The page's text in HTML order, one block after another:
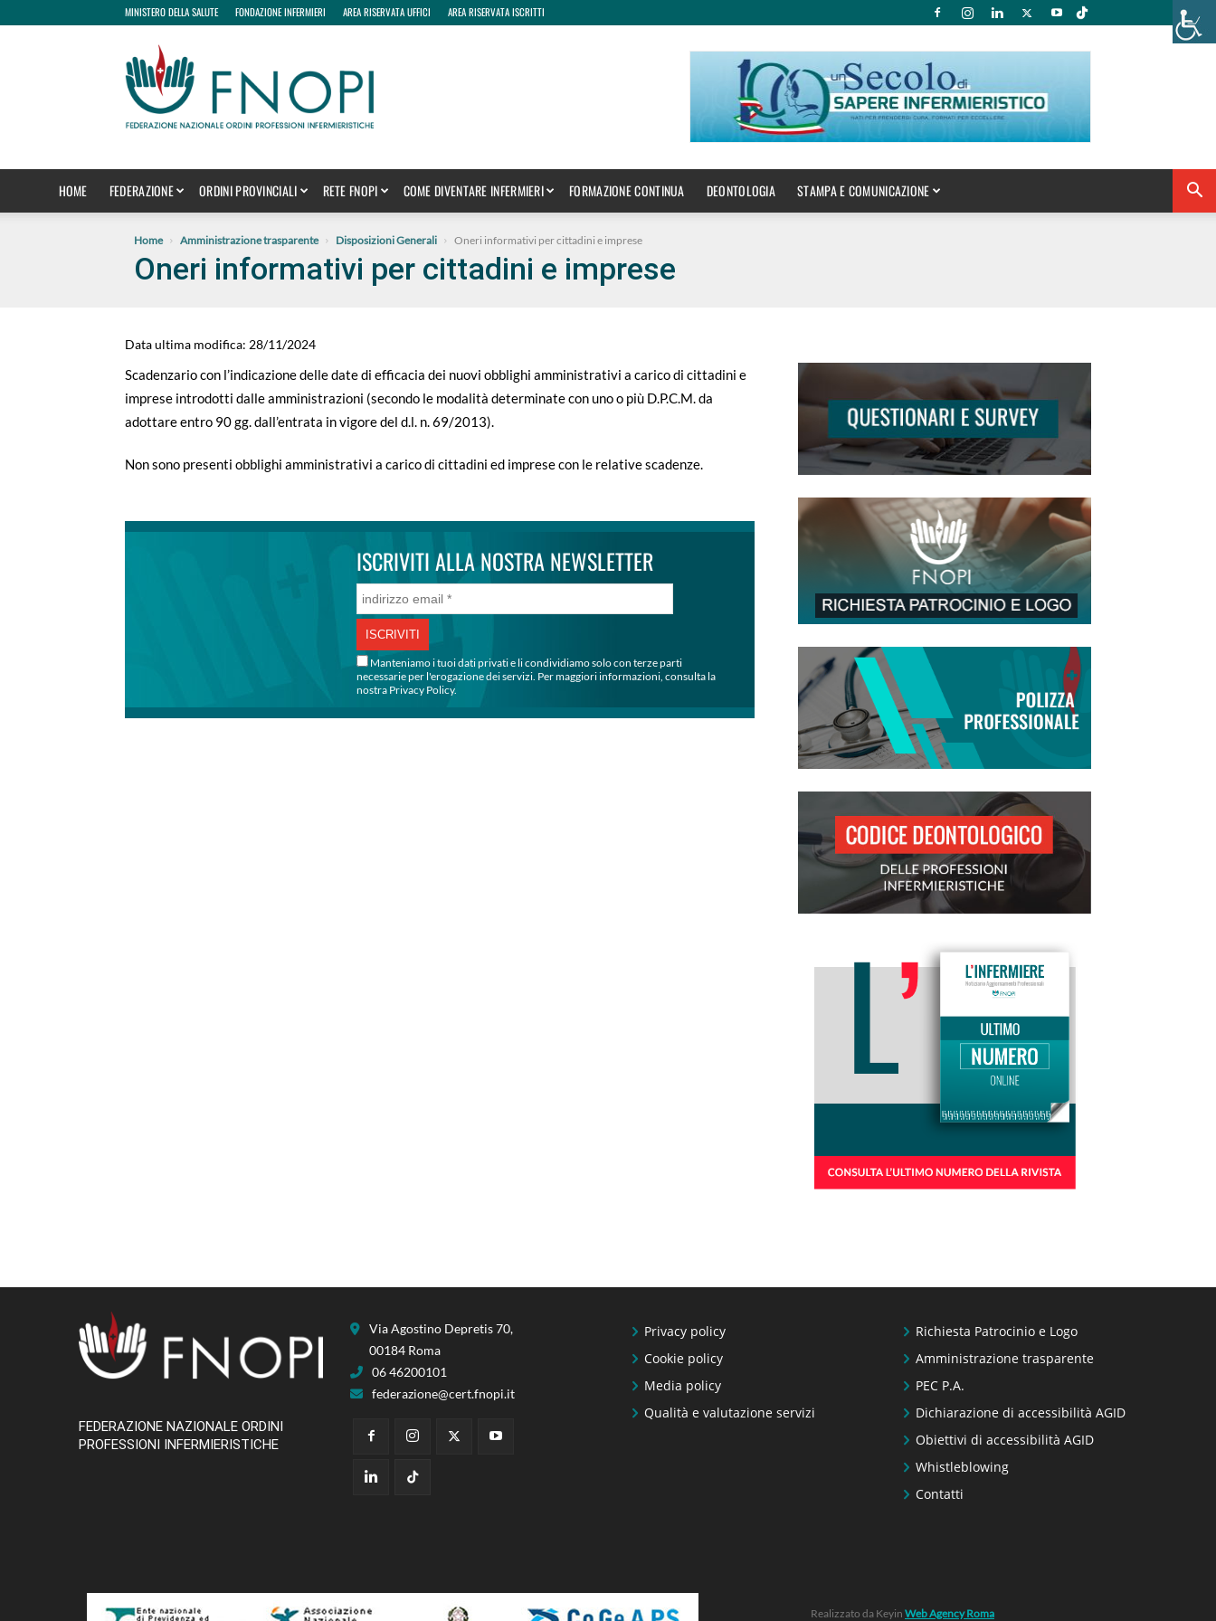
MINISTERO DELLA SALUTE FONDAZIONE INFERMIERI AREA RISERVATA UFFICI AREA RISERVATA ISCRITTI
HOME FEDERAZIONE ORDINI PROVINCIALI RETE FNOPI COME DIVENTARE INFERMIERI FORMAZIONE CONTINUA DEONTOLOGIA STAMPA E COMUNICAZIONE
Home Amministrazione trasparente Disposizioni Generali Oneri informativi per cittadini e imprese
Oneri informativi per cittadini e imprese
Data ultima modifica: 28/11/2024
Scadenzario con l’indicazione delle date di efficacia dei nuovi obblighi amministrativi a carico di cittadini e
imprese introdotti dalle amministrazioni (secondo le modalità determinate con uno o più D.P.C.M. da
adottare entro 90 gg. dall’entrata in vigore del d.l. n. 69/2013).
Non sono presenti obblighi amministrativi a carico di cittadini ed imprese con le relative scadenze.
ISCRIVITI ALLA NOSTRA NEWSLETTER
indirizzo
Manteniamo i tuoi dati privati e li condividiamo solo con terze parti
necessarie per l'erogazione dei servizi. Per maggiori informazioni, consulta la
nostra Privacy Policy.
FEDERAZIONE NAZIONALE ORDINI
PROFESSIONI INFERMIERISTICHE
Via Agostino Depretis 70,
00184 Roma
06 46200101
federazione@cert.fnopi.it
Privacy policy
Cookie policy
Media policy
Qualità e valutazione servizi
Richiesta Patrocinio e Logo
Amministrazione trasparente
PEC P.A.
Dichiarazione di accessibilità AGID
Obiettivi di accessibilità AGID
Whistleblowing
Contatti
Realizzato da Keyin Web Agency Roma